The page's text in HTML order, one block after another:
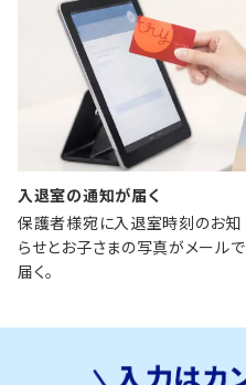
入退室の通知が届く
保護者様宛に入退室時刻のお知
らせとお子さまの写真がメールで
届く。